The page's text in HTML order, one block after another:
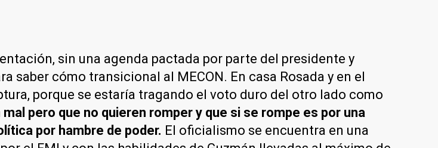
sin una agenda pactada por parte del presidente y
saber cómo transicional al MECON. En casa Rosada y en el
porque se estaría tragando el voto duro del otro lado como
pero que no quieren romper y que si se rompe es por una
por hambre de poder. El oficialismo se encuentra en una